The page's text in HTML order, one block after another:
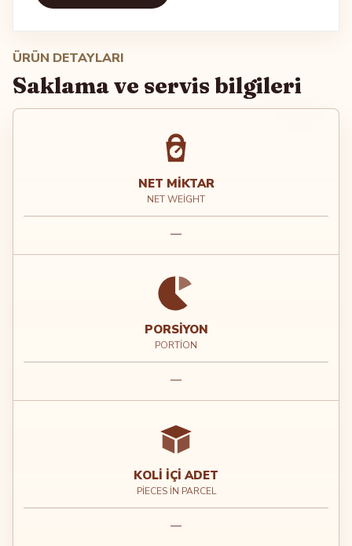
ÜRÜN DETAYLARI
Saklama ve servis bilgileri
NET MIKTAR
NET WEIGHT
—
PORSIYON
PORTION
—
KOLI İÇI ADET
PIECES IN PARCEL
—